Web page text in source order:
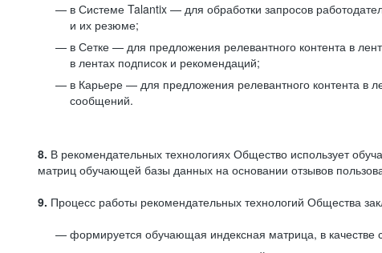
в Системе Talantix — для обработки запросов
и их резюме;
в Сетке — для предложения релевантного контента в
в лентах подписок и рекомендаций;
в Карьере — для предложения релевантного контента в
сообщений.
8. В рекомендательных технологиях Общество использует
матриц обучающей базы данных на основании отзывов
9. Процесс работы рекомендательных технологий Общества
формируется обучающая индексная матрица, в качестве